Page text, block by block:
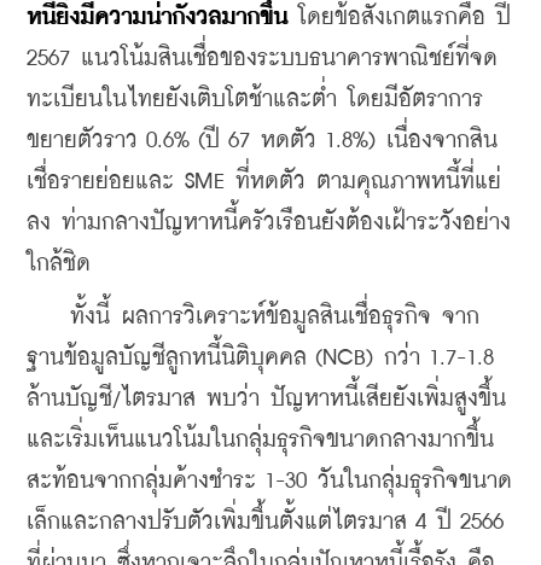
หนี้ยิ่งมีความน่ากังวลมากขึ้น โดยข้อสังเกตแรกคือ ปี
2567 แนวโน้มสินเชื่อของระบบธนาคารพาณิชย์ที่จด
ทะเบียนในไทยยังเติบโตช้าและต่ำ โดยมีอัตราการ
ขยายตัวราว 0.6% (ปี 67 หดตัว 1.8%) เนื่องจากสิน
เชื่อรายย่อยและ SME ที่หดตัว ตามคุณภาพหนี้ที่แย่
ลง ท่ามกลางปัญหาหนี้ครัวเรือนยังต้องเฝ้าระวังอย่าง
ใกล้ชิด
ทั้งนี้ ผลการวิเคราะห์ข้อมูลสินเชื่อธุรกิจ จาก
ฐานข้อมูลบัญชีลูกหนี้นิติบุคคล (NCB) กว่า 1.7-1.8
ล้านบัญชี/ไตรมาส พบว่า ปัญหาหนี้เสียยังเพิ่มสูงขึ้น
และเริ่มเห็นแนวโน้มในกลุ่มธุรกิจขนาดกลางมากขึ้น
สะท้อนจากกลุ่มค้างชำระ 1-30 วันในกลุ่มธุรกิจขนาด
เล็กและกลางปรับตัวเพิ่มขึ้นตั้งแต่ไตรมาส 4 ปี 2566